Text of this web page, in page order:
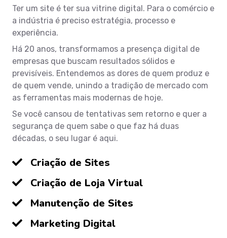
Ter um site é ter sua vitrine digital. Para o comércio e
a indústria é preciso estratégia, processo e
experiência.
Há 20 anos, transformamos a presença digital de
empresas que buscam resultados sólidos e
previsíveis. Entendemos as dores de quem produz e
de quem vende, unindo a tradição de mercado com
as ferramentas mais modernas de hoje.
Se você cansou de tentativas sem retorno e quer a
segurança de quem sabe o que faz há duas
décadas, o seu lugar é aqui.
Criação de Sites
Criação de Loja Virtual
Manutenção de Sites
Marketing Digital